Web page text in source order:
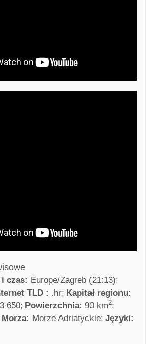
czas: Europe/Zagreb (21:13)
TLD : .hr Kapitał regionu:
3 650 Powierzchnia: 90 km2
Morza: Morze Adriatyckie Języki: